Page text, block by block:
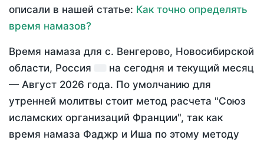
описали в нашей статье: Как точно определять
время намазов?
Время намаза для с. Венгерово, Новосибирской
области, Россия
на сегодня и текущий месяц
— Август 2026 года. По умолчанию для
утренней молитвы стоит метод расчета "Союз
исламских организаций Франции", так как
время намаза Фаджр и Иша по этому методу